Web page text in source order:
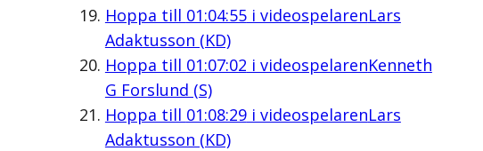
Hoppa till 01:04:55i videospelarenLars
Adaktusson (KD)
Hoppa till 01:07:02 i videospelarenKenneth
G Forslund (S)
Hoppa till 01:08:29i videospelarenLars
Adaktusson (KD)